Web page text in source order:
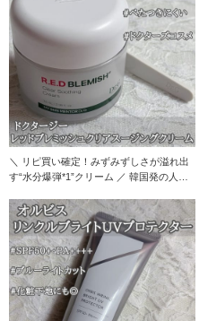
＼ リピ買い確定！みずみずしさが溢れ出
す“水分爆弾*1”クリーム ／ 韓国発の人気